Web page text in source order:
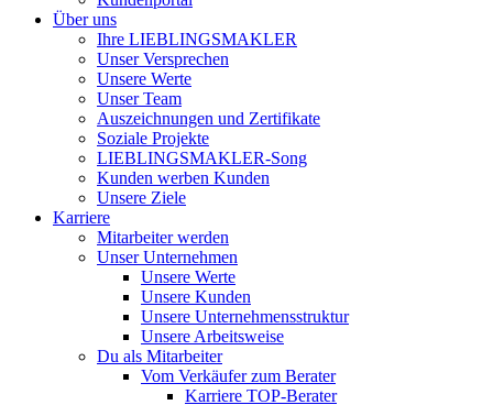
Über uns
Ihre LIEBLINGSMAKLER
Unser Versprechen
Unsere Werte
Unser Team
Auszeichnungen und Zertifikate
Soziale Projekte
LIEBLINGSMAKLER-Song
Kunden werben Kunden
Unsere Ziele
Karriere
Mitarbeiter werden
Unser Unternehmen
Unsere Werte
Unsere Kunden
Unsere Unternehmensstruktur
Unsere Arbeitsweise
Du als Mitarbeiter
Vom Verkäufer zum Berater
Karriere TOP-Berater